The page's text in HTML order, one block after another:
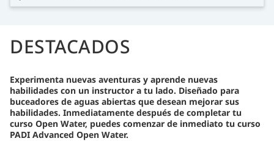
DESTACADOS
Experimenta nuevas aventuras y aprende nuevas
habilidades con un instructor a tu lado. Diseñado para
buceadores de aguas abiertas que desean mejorar sus
habilidades. Inmediatamente después de completar tu
curso Open Water, puedes comenzar de inmediato tu curso
PADI Advanced Open Water.